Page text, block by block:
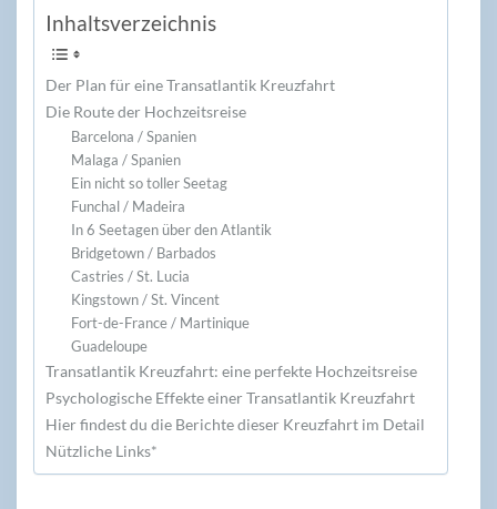
Inhaltsverzeichnis
Der Plan für eine Transatlantik Kreuzfahrt
Die Route der Hochzeitsreise
Barcelona / Spanien
Malaga / Spanien
Ein nicht so toller Seetag
Funchal / Madeira
In 6 Seetagen über den Atlantik
Bridgetown / Barbados
Castries / St. Lucia
Kingstown / St. Vincent
Fort-de-France / Martinique
Guadeloupe
Transatlantik Kreuzfahrt: eine perfekte Hochzeitsreise
Psychologische Effekte einer Transatlantik Kreuzfahrt
Hier findest du die Berichte dieser Kreuzfahrt im Detail
Nützliche Links*